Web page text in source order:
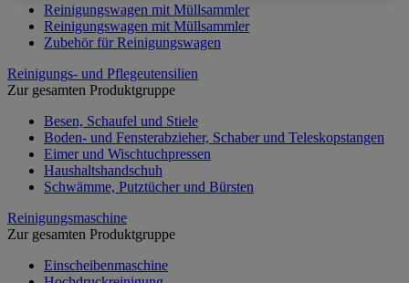
Reinigungswagen mit Müllsammler
Reinigungswagen mit Müllsammler
Zubehör für Reinigungswagen
Reinigungs- und Pflegeutensilien
Zur gesamten Produktgruppe
Besen, Schaufel und Stiele
Boden- und Fensterabzieher, Schaber und Teleskopstangen
Eimer und Wischtuchpressen
Haushaltshandschuh
Schwämme, Putztücher und Bürsten
Reinigungsmaschine
Zur gesamten Produktgruppe
Einscheibenmaschine